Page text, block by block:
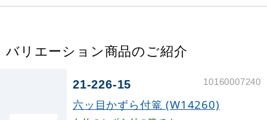
バリエーション商品のご紹介
21-226-15 10160007240
六ッ目かずら付篭 (W14260)